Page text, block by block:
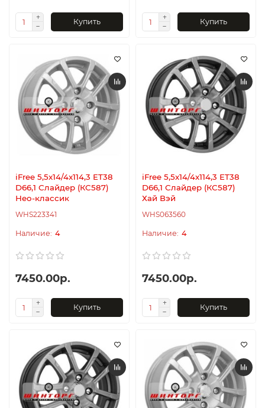
Купить Купить
iFree 5,5x14/4x114,3 ET38
D66,1 Слайдер (КС587)
Нео-классик
WHS223341
4
7450.00р.
Купить
iFree 5,5x14/4x114,3 ET38
D66,1 Слайдер (КС587)
Хай Вэй
WHS063560
4
7450.00р.
Купить